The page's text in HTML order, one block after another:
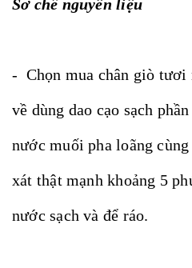
Sơ chế nguyên liệu
- Chọn mua chân giò tươi
về dùng dao cạo sạch
nước muối pha loãng
xát thật mạnh khoảng 5
nước sạch và để ráo.